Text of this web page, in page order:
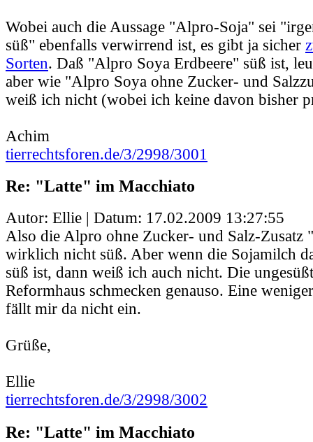
Wobei auch die Aussage "Alpro-Soja" sei
süß" ebenfalls verwirrend ist, es gibt ja sicher
Sorten. Daß "Alpro Soya Erdbeere" süß ist,
aber wie "Alpro Soya ohne Zucker- und
weiß ich nicht (wobei ich keine davon bisher
Achim
tierrechtsforen.de/3/2998/3001
Re: "Latte" im Macchiato
Autor: Ellie | Datum: 17.02.2009 13:27:55
Also die Alpro ohne Zucker- und Salz-Zusatz
wirklich nicht süß. Aber wenn die Sojamilch
süß ist, dann weiß ich auch nicht. Die
Reformhaus schmecken genauso. Eine
fällt mir da nicht ein.
Grüße,
Ellie
tierrechtsforen.de/3/2998/3002
Re: "Latte" im Macchiato